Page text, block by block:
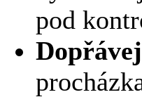
pod